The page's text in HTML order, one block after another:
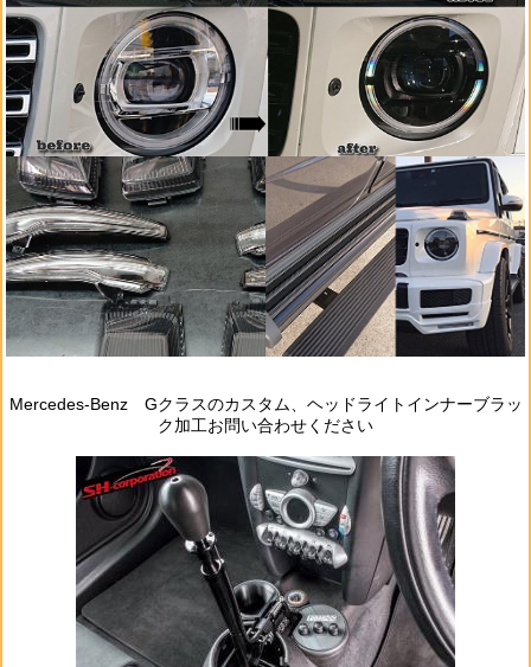
Mercedes‐Benz Gクラスのカスタム、ヘッドライトインナーブラッ
ク加工お問い合わせください